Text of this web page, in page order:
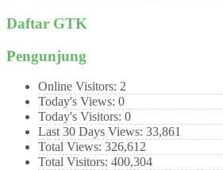
Daftar GTK
Pengunjung
Online Visitors: 2
Today's Views: 0
Today's Visitors: 0
Last 30 Days Views: 33,861
Total Views: 326,612
Total Visitors: 400,304